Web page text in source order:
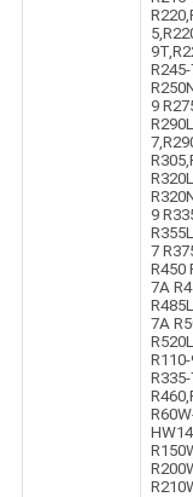
9
9
7
R450
7A
7A
R335-